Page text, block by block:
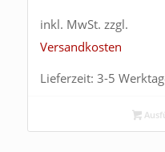
inkl. MwSt. zzgl.
Versandkosten
Lieferzeit: 3-5